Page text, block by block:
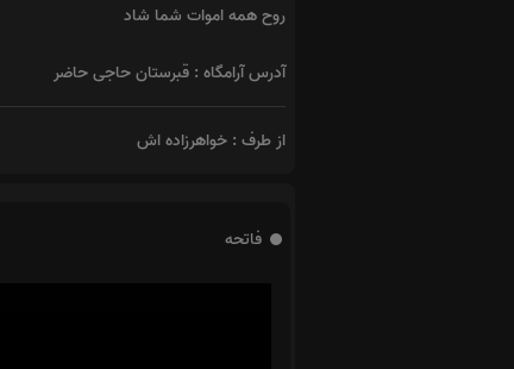
روح همه اموات شما شاد
آدرس آرامگاه : قبرستان حاجی حاضر
از طرف : خواهرزاده اش
فاتحه